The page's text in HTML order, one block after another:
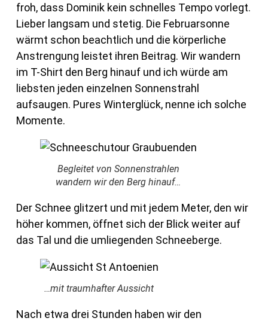
froh, dass Dominik kein schnelles Tempo vorlegt.
Lieber langsam und stetig. Die Februarsonne
wärmt schon beachtlich und die körperliche
Anstrengung leistet ihren Beitrag. Wir wandern
im T-Shirt den Berg hinauf und ich würde am
liebsten jeden einzelnen Sonnenstrahl
aufsaugen. Pures Winterglück, nenne ich solche
Momente.
Begleitet von Sonnenstrahlen
wandern wir den Berg hinauf…
Der Schnee glitzert und mit jedem Meter, den wir
höher kommen, öffnet sich der Blick weiter auf
das Tal und die umliegenden Schneeberge.
…mit traumhafter Aussicht
Nach etwa drei Stunden haben wir den